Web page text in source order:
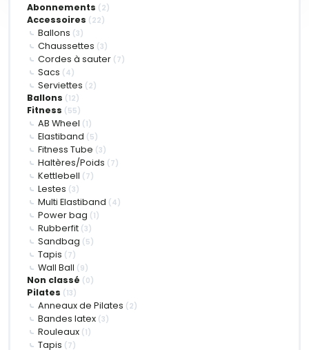
Abonnements (2)
Accessoires (22)
Ballons (3)
Chaussettes (3)
Cordes à sauter (7)
Sacs (4)
Serviettes (2)
Ballons (12)
Fitness (55)
AB Wheel (1)
Elastiband (5)
Fitness Tube (3)
Haltères/Poids (7)
Kettlebell (7)
Lestes (3)
Multi Elastiband (4)
Power bag (1)
Rubberfit (3)
Sandbag (5)
Tapis (7)
Wall Ball (9)
Non classé (0)
Pilates (13)
Anneaux de Pilates (2)
Bandes latex (3)
Rouleaux (1)
Tapis (7)